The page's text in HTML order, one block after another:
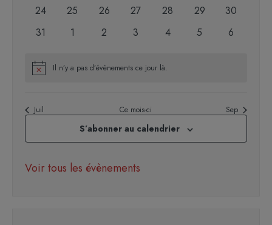
0
24
0
25
0
26
0
27
0
28
0
29
0
30
0
31
01
0
2
0
3
0
4
0
5
0
6
Notice Il n’y a pas d’évènements ce jour là.
Juil Ce mois-ci Sep
S’abonner au calendrier
Voir tous les évènements